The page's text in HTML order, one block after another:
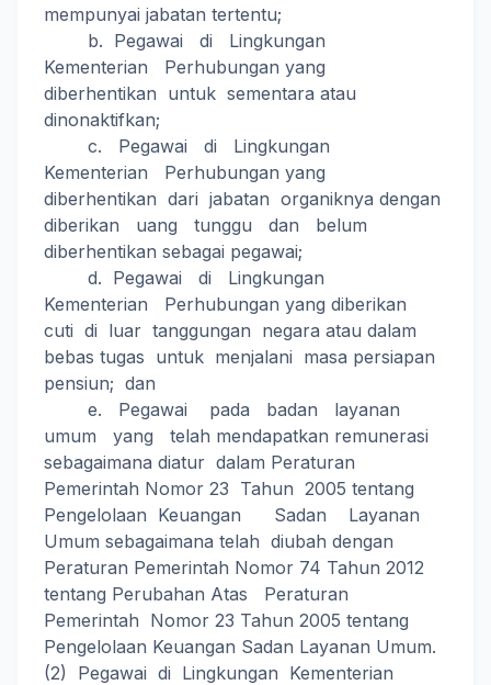
mempunyai jabatan tertentu;
b. Pegawai di Lingkungan
Kementerian Perhubungan yang
diberhentikan untuk sementara atau
dinonaktifkan;
c. Pegawai di Lingkungan
Kementerian Perhubungan yang
diberhentikan dari jabatan organiknya dengan
diberikan uang tunggu dan belum
diberhentikan sebagai pegawai;
d. Pegawai di Lingkungan
Kementerian Perhubungan yang diberikan
cuti di luar tanggungan negara atau dalam
bebas tugas untuk menjalani masa persiapan
pensiun; dan
e. Pegawai pada badan layanan
umum yang telah mendapatkan remunerasi
sebagaimana diatur dalam Peraturan
Pemerintah Nomor 23 Tahun 2005 tentang
Pengelolaan Keuangan Sadan Layanan
Umum sebagaimana telah diubah dengan
Peraturan Pemerintah Nomor 74 Tahun 2012
tentang Perubahan Atas Peraturan
Pemerintah Nomor 23 Tahun 2005 tentang
Pengelolaan Keuangan Sadan Layanan Umum.
(2) Pegawai di Lingkungan Kementerian